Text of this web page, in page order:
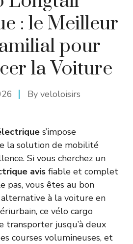
: le Meilleur
pour
la Voiture
By veloloisirs
s’impose
la solution de mobilité
Si vous cherchez un
avis fiable et complet
pas, vous êtes au bon
à la voiture en
ce vélo cargo
transporter jusqu’à deux
courses volumineuses, et